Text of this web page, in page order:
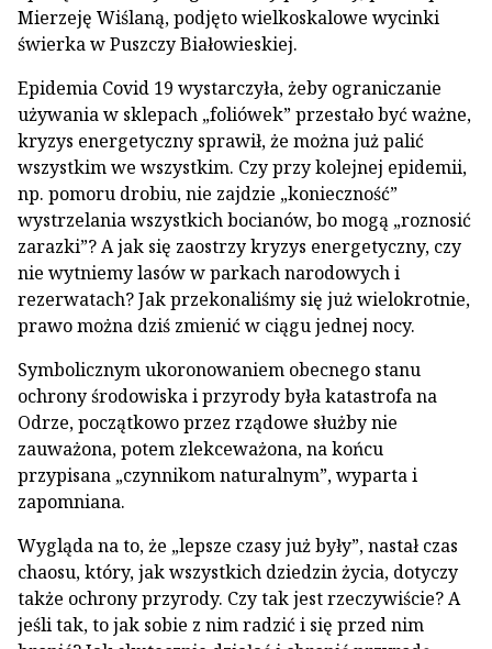
Mierzeję Wiślaną, podjęto wielkoskalowe wycinki
świerka w Puszczy Białowieskiej.
Epidemia Covid 19 wystarczyła, żeby ograniczanie
używania w sklepach „foliówek” przestało być ważne,
kryzys energetyczny sprawił, że można już palić
wszystkim we wszystkim. Czy przy kolejnej epidemii,
np. pomoru drobiu, nie zajdzie „konieczność”
wystrzelania wszystkich bocianów, bo mogą „roznosić
zarazki”? A jak się zaostrzy kryzys energetyczny, czy
nie wytniemy lasów w parkach narodowych i
rezerwatach? Jak przekonaliśmy się już wielokrotnie,
prawo można dziś zmienić w ciągu jednej nocy.
Symbolicznym ukoronowaniem obecnego stanu
ochrony środowiska i przyrody była katastrofa na
Odrze, początkowo przez rządowe służby nie
zauważona, potem zlekceważona, na końcu
przypisana „czynnikom naturalnym”, wyparta i
zapomniana.
Wygląda na to, że „lepsze czasy już były”, nastał czas
chaosu, który, jak wszystkich dziedzin życia, dotyczy
także ochrony przyrody. Czy tak jest rzeczywiście? A
jeśli tak, to jak sobie z nim radzić i się przed nim